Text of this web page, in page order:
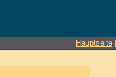
Hauptseite